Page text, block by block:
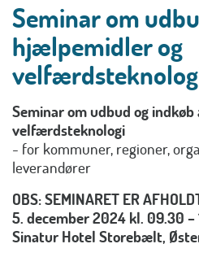
Seminar om
hjælpemidler og
Seminar om udbud og
velfærdsteknologi
- for kommuner, regioner,
leverandører
OBS: SEMINARET ER
5. december 2024 kl. 09.30 –
Sinatur Hotel Storebælt,